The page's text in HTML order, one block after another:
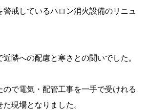
戒しているハロン消火設備のリニュ
隣への配慮と寒さとの闘いでした。
ので電気・配管工事を一手で受けれる
現場となりました。